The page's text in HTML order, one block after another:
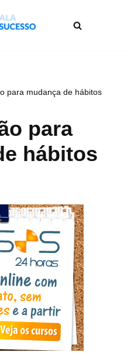
para mudança de hábitos
para
hábitos